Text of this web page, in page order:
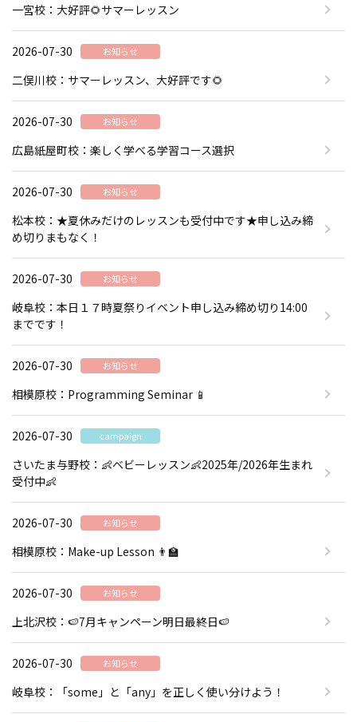
一宮校：大好評🌻サマーレッスン
2026-07-30 お知らせ
二俣川校：サマーレッスン、大好評です🌻
2026-07-30 お知らせ
広島紙屋町校：楽しく学べる学習コース選択
2026-07-30 お知らせ
松本校：★夏休みだけのレッスンも受付中です★申し込み締
め切りまもなく！
2026-07-30 お知らせ
岐阜校：本日１７時夏祭りイベント申し込み締め切り14:00
までです！
2026-07-30 お知らせ
相模原校：Programming Seminar 📱
2026-07-30 campaign
さいたま与野校：👶ベビーレッスン👶2025年/2026年生まれ
受付中👶
2026-07-30 お知らせ
相模原校：Make-up Lesson 👨‍🏫
2026-07-30 お知らせ
上北沢校：🍉7月キャンペーン明日最終日🍉
2026-07-30 お知らせ
岐阜校：「some」と「any」を正しく使い分けよう！